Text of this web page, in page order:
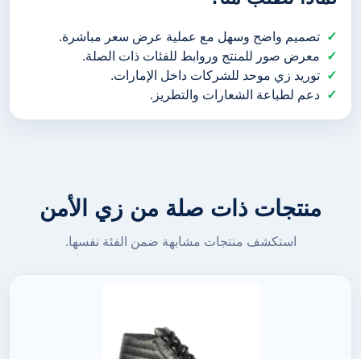
تصميم واضح وسهل مع عملية عرض سعر مباشرة.
معرض صور للمنتج وروابط للفئات ذات الصلة.
توريد زي موحد للشركات داخل الإمارات.
دعم لطباعة الشعارات والتطريز.
منتجات ذات صلة من زي الأمن
استكشف منتجات مشابهة ضمن الفئة نفسها.